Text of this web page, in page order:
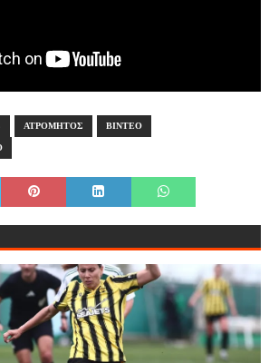
ΑΤΡΟΜΗΤΟΣ ΒΙΝΤΕΟ